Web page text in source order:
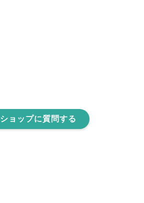
ショップに質問する